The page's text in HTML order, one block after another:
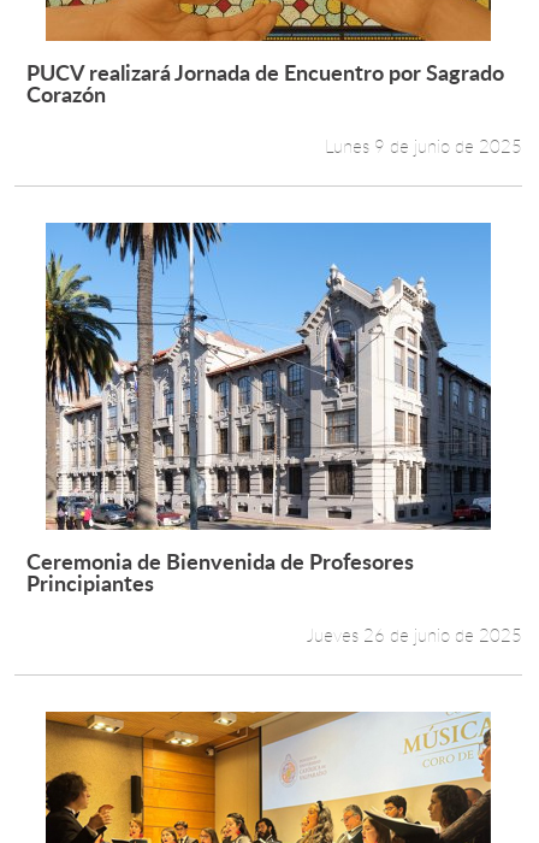
Leer más +
PUCV realizará Jornada de Encuentro por Sagrado
Corazón
Lunes 9 de junio de 2025
Leer más +
Ceremonia de Bienvenida de Profesores
Principiantes
Jueves 26 de junio de 2025